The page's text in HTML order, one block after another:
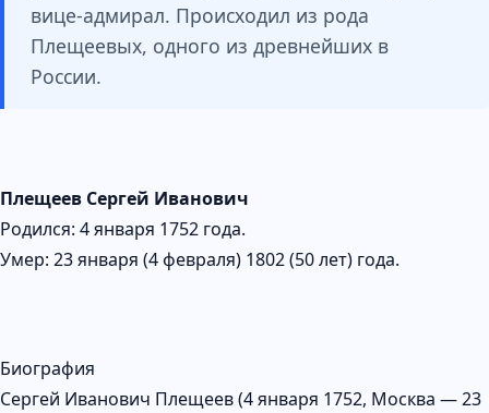
вице-адмирал. Происходил из рода
Плещеевых, одного из древнейших в
России.
Плещеев Сергей Иванович
Родился: 4 января 1752 года.
Умер: 23 января (4 февраля) 1802 (50 лет) года.
Биография
Сергей Иванович Плещеев (4 января 1752, Москва — 23